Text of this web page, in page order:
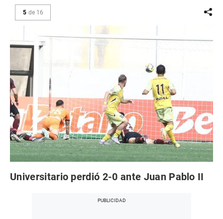
5 de 16
Universitario perdió 2-0 ante Juan Pablo II